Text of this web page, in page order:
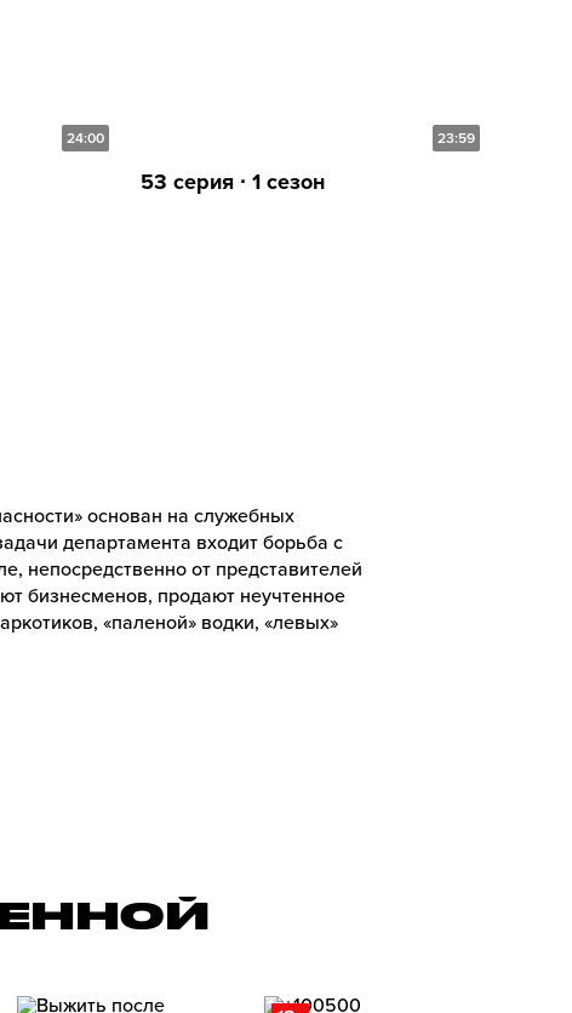
24:00 23:59
53 серия ∙ 1 сезон
основан на служебных
департамента входит борьба с
непосредственно от представителей
бизнесменов, продают неучтенное
«паленой» водки, «левых»